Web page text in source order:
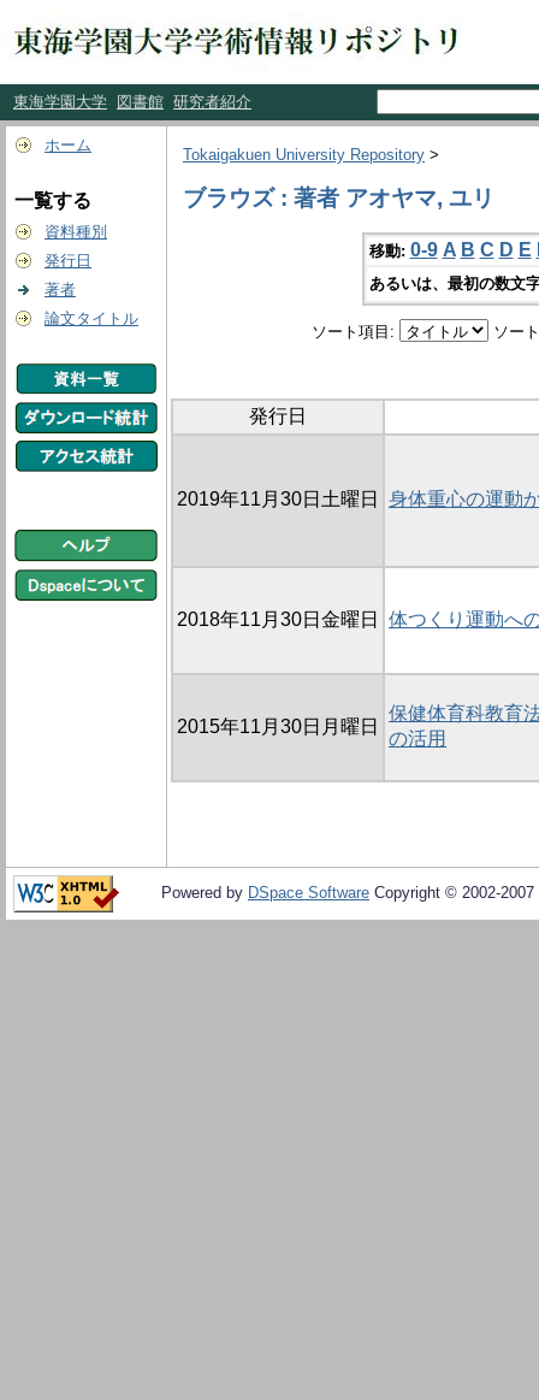
東海学園大学 図書館 研究者紹介
ホーム
一覧する
資料種別
発行日
著者
論文タイトル
Tokaigakuen University Repository >
ブラウズ : 著者 アオヤマ, ユリ
移動: 0-9 A B C D E
あるいは、最初の数文
ソート項目: ソー
発行日
2019年11月30日土曜日 身体重心の運動
2018年11月30日金曜日 体つくり運動へ
2015年11月30日月曜日
保健体育科教育
の活用
Powered by DSpace Software Copyright © 2002-2007